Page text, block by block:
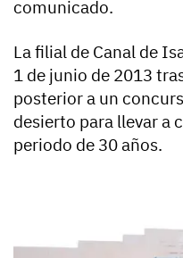
comunicado.
La filial de Canal de
1 de junio de 2013
posterior a un
desierto para llevar a
periodo de 30 años.